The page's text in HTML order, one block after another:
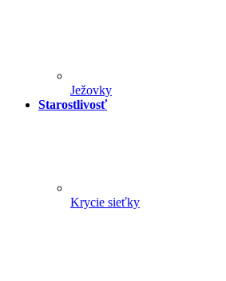
Ježovky
Starostlivosť
Krycie sieťky